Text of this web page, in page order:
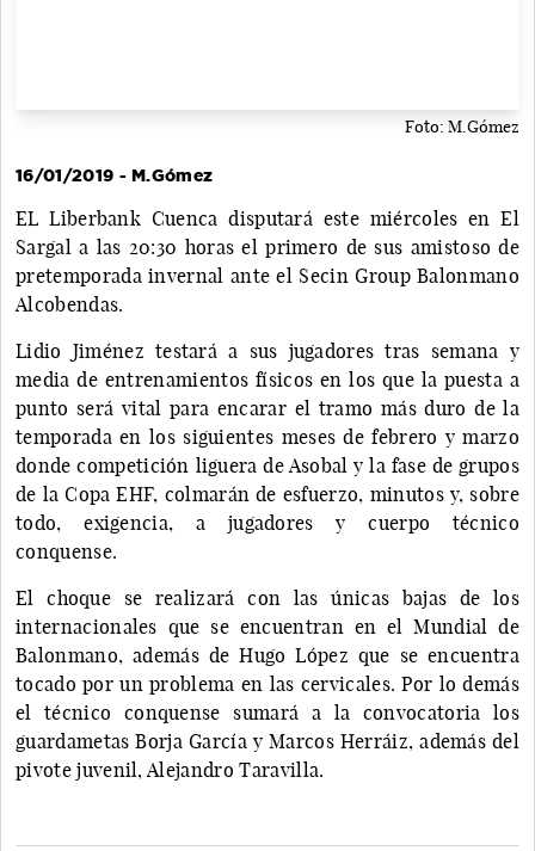
Foto: M.Gómez
16/01/2019 - M.Gómez
EL Liberbank Cuenca disputará este miércoles en El
Sargal a las 20:30 horas el primero de sus amistoso de
pretemporada invernal ante el Secin Group Balonmano
Alcobendas.
Lidio Jiménez testará a sus jugadores tras semana y
media de entrenamientos físicos en los que la puesta a
punto será vital para encarar el tramo más duro de la
temporada en los siguientes meses de febrero y marzo
donde competición liguera de Asobal y la fase de grupos
de la Copa EHF, colmarán de esfuerzo, minutos y, sobre
todo, exigencia, a jugadores y cuerpo técnico
conquense.
El choque se realizará con las únicas bajas de los
internacionales que se encuentran en el Mundial de
Balonmano, además de Hugo López que se encuentra
tocado por un problema en las cervicales. Por lo demás
el técnico conquense sumará a la convocatoria los
guardametas Borja García y Marcos Herráiz, además del
pivote juvenil, Alejandro Taravilla.